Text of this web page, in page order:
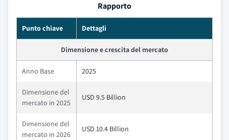
Rapporto
Punto chiave Dettagli
Dimensione e crescita del mercato
Anno Base 2025
Dimensione del
mercato in 2025
USD 9.5 Billion
Dimensione del
mercato in 2026
USD 10.4 Billion